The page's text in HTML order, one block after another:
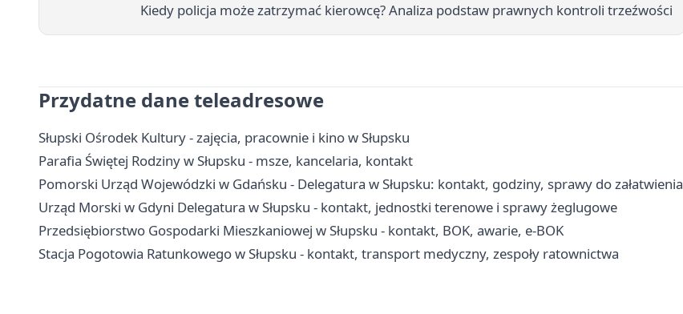
Kiedy policja może zatrzymać kierowcę? Analiza podstaw prawnych kontroli trzeźwości
Przydatne dane teleadresowe
Słupski Ośrodek Kultury - zajęcia, pracownie i kino w Słupsku
Parafia Świętej Rodziny w Słupsku - msze, kancelaria, kontakt
Pomorski Urząd Wojewódzki w Gdańsku - Delegatura w Słupsku: kontakt, godziny, sprawy do załatwienia
Urząd Morski w Gdyni Delegatura w Słupsku - kontakt, jednostki terenowe i sprawy żeglugowe
Przedsiębiorstwo Gospodarki Mieszkaniowej w Słupsku - kontakt, BOK, awarie, e-BOK
Stacja Pogotowia Ratunkowego w Słupsku - kontakt, transport medyczny, zespoły ratownictwa